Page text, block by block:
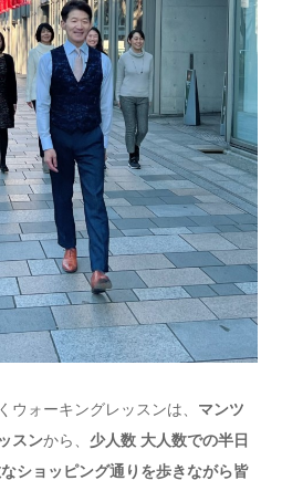
ウォーキングレッスンは、 マンツ
スンから、 少人数 大人数での半日
ショッピング通りを歩きながら皆